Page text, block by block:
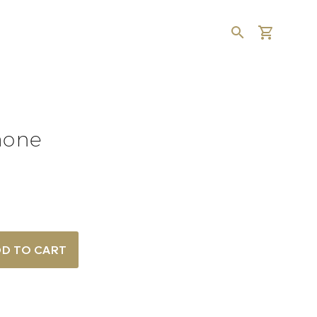
TO CART